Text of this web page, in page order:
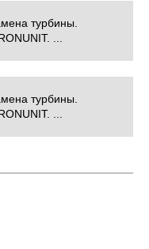
турбины.
...
турбины.
...